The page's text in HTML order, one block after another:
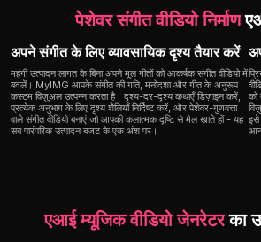
पेशेवर संगीत वीडियो निर्माण
अपने संगीत के लिए व्यावसायिक दृश्य तैयार करें
महंगी उत्पादन लागत के बिना अपने मूल गीतों को आकर्षक संगीत वीडियो में
बदलें। MyIMG आपके संगीत की गति, मनोदशा और गीत के अनुरूप
कस्टम विज़ुअल उत्पन्न करता है। दृश्य-दर-दृश्य कथाएँ डिज़ाइन करें,
प्रत्येक अनुभाग के लिए दृश्य शैलियाँ निर्दिष्ट करें, और पेशेवर-गुणवत्ता
वाले संगीत वीडियो बनाएं जो आपकी कलात्मक दृष्टि से मेल खाते हों - यह
सब पारंपरिक उत्पादन बजट के एक अंश पर।
को
इसे
एआई म्यूजिक वीडियो जेनरेटरका